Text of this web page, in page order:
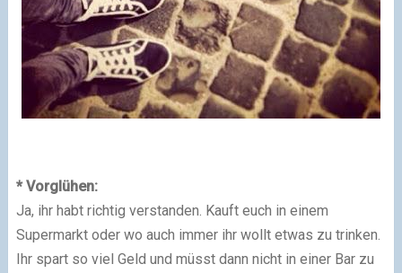
* Vorglühen:
Ja, ihr habt richtig verstanden. Kauft euch in einem
Supermarkt oder wo auch immer ihr wollt etwas zu trinken.
Ihr spart so viel Geld und müsst dann nicht in einer Bar zu